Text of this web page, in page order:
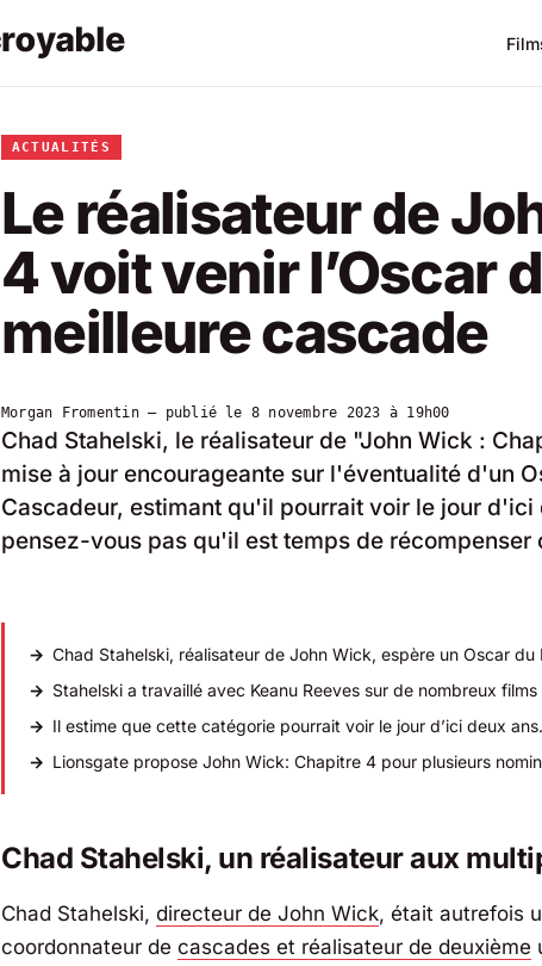
ACTUALITÉS
Le réalisateur de
4 voit venir l’Oscar
meilleure cascade
Morgan Fromentin— publié le 8 novembre 2023 à 19h00
Chad Stahelski, le réalisateur de "John Wick :
mise à jour encourageante sur l'éventualité d'un
Cascadeur, estimant qu'il pourrait voir le jour d'ici
pensez-vous pas qu'il est temps de récompenser
Chad Stahelski, réalisateur de John Wick, espère un Oscar du
Stahelski a travaillé avec Keanu Reeves sur de nombreux films
Il estime que cette catégorie pourrait voir le jour d’ici deux ans.
Lionsgate propose John Wick: Chapitre 4 pour plusieurs
Chad Stahelski, un réalisateur aux
Chad Stahelski, directeur de John Wick, était autrefois
coordonnateur de cascades et réalisateur de deuxième